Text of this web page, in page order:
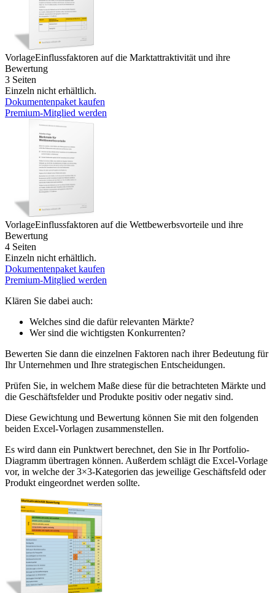
VorlageEinflussfaktoren auf die Marktattraktivität und ihre
Bewertung
3 Seiten
Einzeln nicht erhältlich.
Dokumentenpaket kaufen
Premium-Mitglied werden
VorlageEinflussfaktoren auf die Wettbewerbsvorteile und ihre
Bewertung
4 Seiten
Einzeln nicht erhältlich.
Dokumentenpaket kaufen
Premium-Mitglied werden
Klären Sie dabei auch:
Welches sind die dafür relevanten Märkte?
Wer sind die wichtigsten Konkurrenten?
Bewerten Sie dann die einzelnen Faktoren nach ihrer Bedeutung für
Ihr Unternehmen und Ihre strategischen Entscheidungen.
Prüfen Sie, in welchem Maße diese für die betrachteten Märkte und
die Geschäftsfelder und Produkte positiv oder negativ sind.
Diese Gewichtung und Bewertung können Sie mit den folgenden
beiden Excel-Vorlagen zusammenstellen.
Es wird dann ein Punktwert berechnet, den Sie in Ihr Portfolio-
Diagramm übertragen können. Außerdem schlägt die Excel-Vorlage
vor, in welche der 3×3-Kategorien das jeweilige Geschäftsfeld oder
Produkt eingeordnet werden sollte.